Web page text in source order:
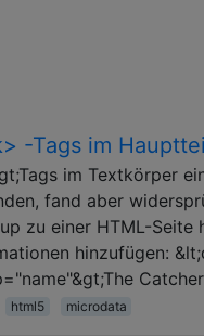
-Tags im
im Textkörper
fand aber
zu einer HTML-
hinzufügen:
html5 microdata